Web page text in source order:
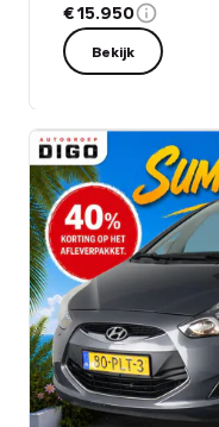
€ 15.950
Bekijk